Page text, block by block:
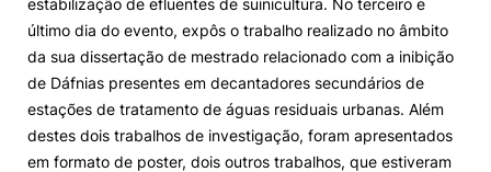
©2026 Instituto Politécnico de Coimbra. Todos os direitos reservados.
estabilização de efluentes de suinicultura. No terceiro e
último dia do evento, expôs o trabalho realizado no âmbito
da sua dissertação de mestrado relacionado com a inibição
de Dáfnias presentes em decantadores secundários de
estações de tratamento de águas residuais urbanas. Além
destes dois trabalhos de investigação, foram apresentados
em formato de poster, dois outros trabalhos, que estiveram